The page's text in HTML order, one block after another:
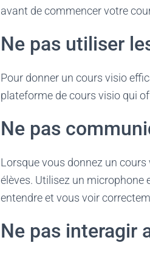
avant de commencer votre
Ne pas utiliser
Pour donner un cours visio
plateforme de cours visio qui
Ne pas
Lorsque vous donnez un
élèves. Utilisez un microphone
entendre et vous voir
Ne pas interagir